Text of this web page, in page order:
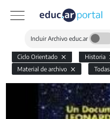
Incluir Archivo educ.ar
Ciclo Orientado Historia
Material de archivo
Todas